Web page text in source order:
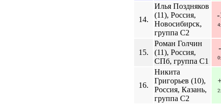
14.
Илья Поздняков
(11), Россия,
Новосибирск,
группа C2
-
15.
Роман Голчин
(11), Россия,
СПб, группа C1
16.
Никита
Григорьев (10),
Россия, Казань,
группа C2